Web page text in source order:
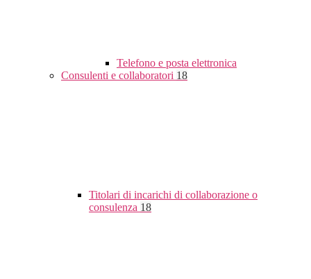
Telefono e posta elettronica
Consulenti e collaboratori 18
Titolari di incarichi di collaborazione o
consulenza 18